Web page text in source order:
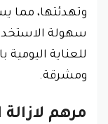
وتهدئتها، مما
سهولة
للعناية
ومشرقة.
مرهم لازالة